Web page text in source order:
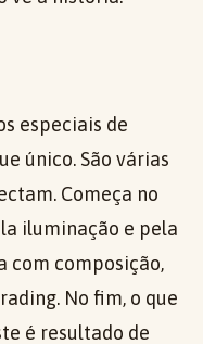
especiais de
único. São várias
Começa no
iluminação e pela
com composição,
No fim, o que
é resultado de